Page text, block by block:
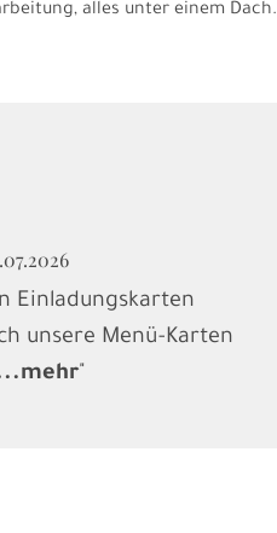
alles unter einem Dach.
Einladungskarten
unsere Menü-Karten
mehr